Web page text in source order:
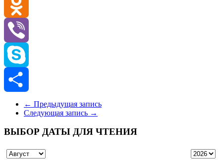
VK
Odnoklassniki
Viber
Skype
Отправить
← Предыдущая запись
Следующая запись →
ВЫБОР ДАТЫ ДЛЯ ЧТЕНИЯ